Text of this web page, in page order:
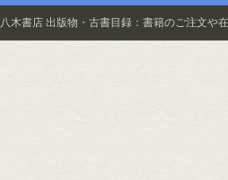
八木書店 出版物・古書目録：書籍のご注文や